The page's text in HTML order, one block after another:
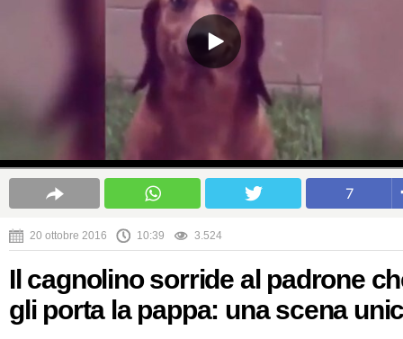
7
20 ottobre 2016 10:39 3.524
Il cagnolino sorride al padrone
gli porta la pappa: una scena